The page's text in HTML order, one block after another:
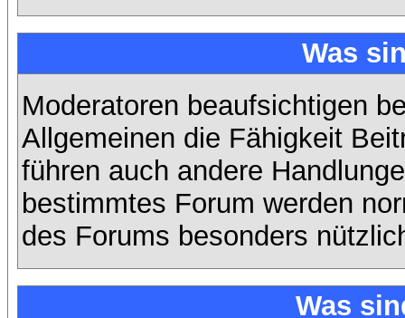
Was
Moderatoren beaufsichtigen
Allgemeinen die Fähigkeit
führen auch andere
bestimmtes Forum werden
des Forums besonders
Was